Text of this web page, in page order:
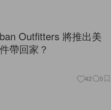
Outfitters 將推出美
帶回家？
42 0